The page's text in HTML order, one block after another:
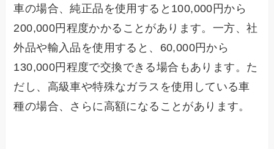
車の場合、純正品を使用すると100,000円から
200,000円程度かかることがあります。一方、社
外品や輸入品を使用すると、60,000円から
130,000円程度で交換できる場合もあります。た
だし、高級車や特殊なガラスを使用している車
種の場合、さらに高額になることがあります。